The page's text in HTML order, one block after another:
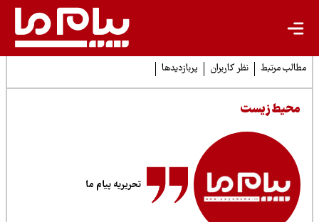
مرتبط نظر کاربران پربازدیدها
زیست
تحریریه پیام ما